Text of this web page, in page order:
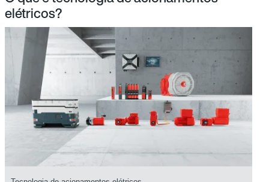
elétricos?